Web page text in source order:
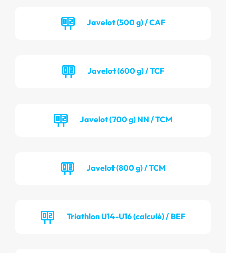
Javelot (500 g) / CAF
Javelot (600 g) / TCF
Javelot (700 g) NN / TCM
Javelot (800 g) / TCM
Triathlon U14-U16 (calculé) / BEF